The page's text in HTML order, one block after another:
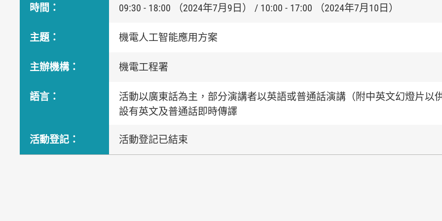
時間： 09:30 - 18:00 （2024年7月9日 ） / 10:00 - 17:00 （2024年7月10日）
主題： 機電人工智能應用方案
主辦機構： 機電工程署
語言：
活動以廣東話為主，部分演講者以英語或普通話演講（附中英文幻燈片以
設有英文及普通話即時傳譯
活動登記： 活動登記已結束